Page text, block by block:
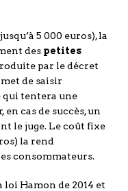
5 000 euros), la
des petites
par le décret
de saisir
tentera une
cas de succès, un
le juge. Le coût fixe
la rend
consommateurs.
loi Hamon de 2014 et